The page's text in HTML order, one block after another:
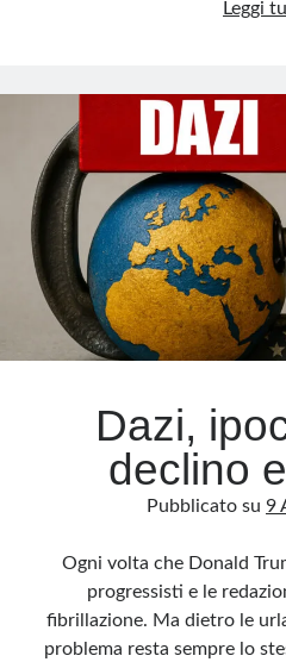
Leggi
Dazi,
declino
Pubblicato su 9
Ogni volta che Donald
progressisti e le
fibrillazione. Ma dietro le
problema resta sempre lo